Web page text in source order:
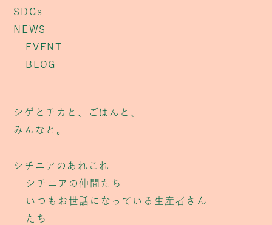
SDGs
NEWS
EVENT
BLOG
シゲとチカと、ごはんと、
みんなと。
シチニアのあれこれ
シチニアの仲間たち
いつもお世話になっている生産者さん
たち